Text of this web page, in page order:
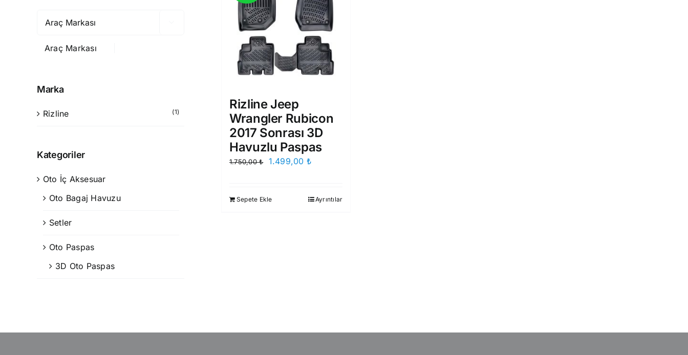
Rizline Jeep
Wrangler Rubicon
2017 Sonrası 3D
Havuzlu Paspas
1.750,00₺
Orijinal
1.499,00 ₺
1.499,00 ₺.
Sepete Ekle Ayrıntılar
Araç Markası
Marka
Rizline (1)
Kategoriler
Oto İç Aksesuar
Oto Bagaj Havuzu
Setler
Oto Paspas
3D Oto Paspas